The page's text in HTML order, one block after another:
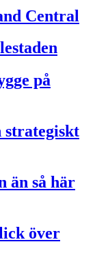
Central
på
strategiskt
än så här
över